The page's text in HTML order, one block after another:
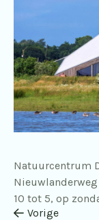
Natuurcentrum
Nieuwlanderweg
10 tot 5, op
Vorige